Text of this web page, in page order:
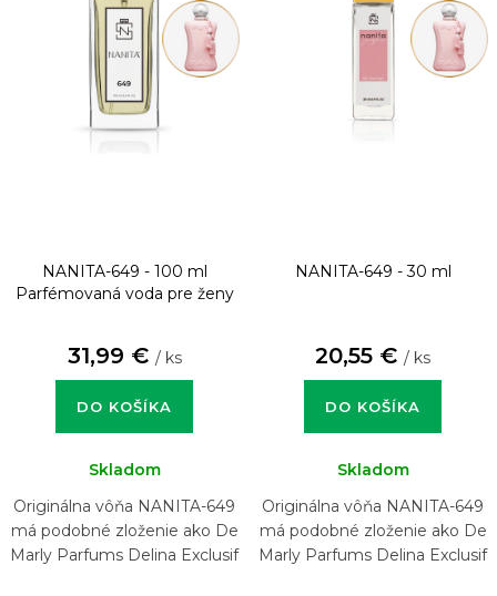
NANITA-649 - 100 ml
Parfémovaná voda pre ženy
31,99 € / ks
DO KOŠÍKA
Skladom
Originálna vôňa NANITA-649
má podobné zloženie ako De
Marly Parfums Delina Exclusif
NANITA-649 - 30 ml
20,55 € / ks
DO KOŠÍKA
Skladom
Originálna vôňa NANITA-649
má podobné zloženie ako De
Marly Parfums Delina Exclusif